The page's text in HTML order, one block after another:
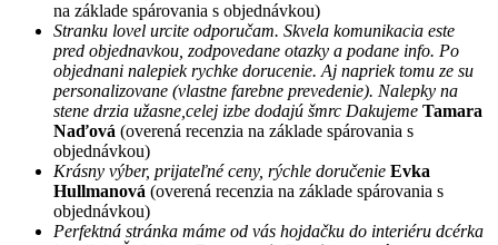
na základe spárovania s objednávkou)
Stranku lovel urcite odporučam. Skvela komunikacia este
pred objednavkou, zodpovedane otazky a podane info. Po
objednani nalepiek rychke dorucenie. Aj napriek tomu ze su
personalizovane (vlastne farebne prevedenie). Nalepky na
stene drzia užasne,celej izbe dodajú šmrc Dakujeme Tamara
Naďová (overená recenzia na základe spárovania s
objednávkou)
Krásny výber, prijateľné ceny, rýchle doručenie Evka
Hullmanová (overená recenzia na základe spárovania s
objednávkou)
Perfektná stránka máme od vás hojdačku do interiéru dcérka